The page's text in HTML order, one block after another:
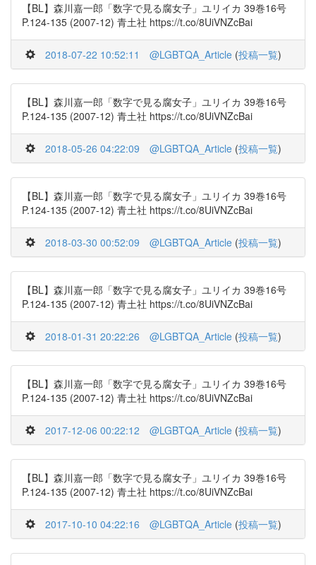
【BL】森川嘉一郎「数字で見る腐女子」ユリイカ 39巻16号
P.124-135 (2007-12) 青土社 https://t.co/8UiVNZcBai
2018-07-22 10:52:11 @LGBTQA_Article (投稿一覧)
【BL】森川嘉一郎「数字で見る腐女子」ユリイカ 39巻16号
P.124-135 (2007-12) 青土社 https://t.co/8UiVNZcBai
2018-05-26 04:22:09 @LGBTQA_Article (投稿一覧)
【BL】森川嘉一郎「数字で見る腐女子」ユリイカ 39巻16号
P.124-135 (2007-12) 青土社 https://t.co/8UiVNZcBai
2018-03-30 00:52:09 @LGBTQA_Article (投稿一覧)
【BL】森川嘉一郎「数字で見る腐女子」ユリイカ 39巻16号
P.124-135 (2007-12) 青土社 https://t.co/8UiVNZcBai
2018-01-31 20:22:26 @LGBTQA_Article (投稿一覧)
【BL】森川嘉一郎「数字で見る腐女子」ユリイカ 39巻16号
P.124-135 (2007-12) 青土社 https://t.co/8UiVNZcBai
2017-12-06 00:22:12 @LGBTQA_Article (投稿一覧)
【BL】森川嘉一郎「数字で見る腐女子」ユリイカ 39巻16号
P.124-135 (2007-12) 青土社 https://t.co/8UiVNZcBai
2017-10-10 04:22:16 @LGBTQA_Article (投稿一覧)